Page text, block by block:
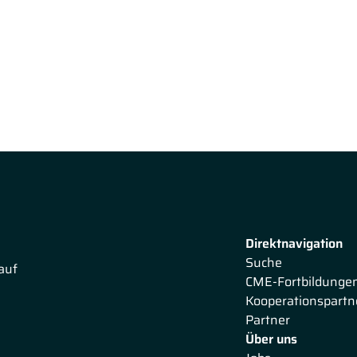
Direktnavigation
Suche
CME-
Partner
Über uns